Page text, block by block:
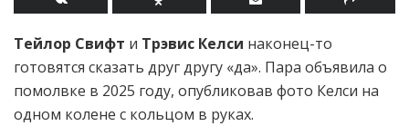
Тейлор Свифт и Трэвис Келси наконец-то
готовятся сказать друг другу «да». Пара объявила о
помолвке в 2025 году, опубликовав фото Келси на
одном колене с кольцом в руках.